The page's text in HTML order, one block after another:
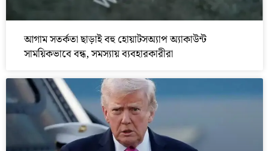
আগাম সতর্কতা ছাড়াই বহু হোয়াটসঅ্যাপ অ্যাকাউন্ট
সাময়িকভাবে বন্ধ, সমস্যায় ব্যবহারকারীরা